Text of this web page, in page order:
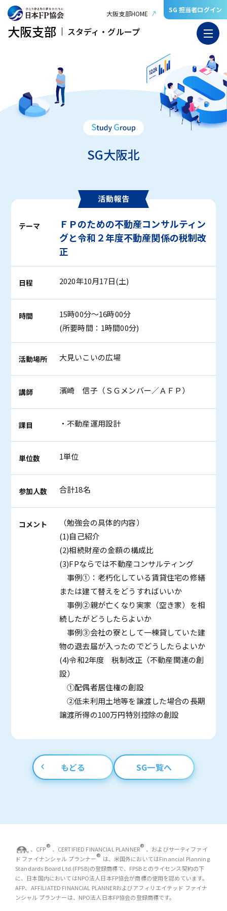
大阪支部 スタディ・グループ
大阪支部HOME SG 担当者ログイン
SG大阪北
テーマ
ＦＰのための不動産コンサルティン
グと令和２年度不動産関係の税制改
正
日程 2020年10月17日(土)
時間
15時00分～16時00分
(所要時間：1時間00分)
活動場所 大見いこいの広場
講師 濱崎 信子（ＳＧメンバー／ＡＦＰ）
課目 ・不動産運用設計
単位数 1単位
参加人数 合計18名
コメント
（勉強会の具体的内容）
(1)自己紹介
(2)相続財産の金額の構成比
(3)FPならでは不動産コンサルティング
事例①：老朽化している賃貸住宅の修繕
または建て替えをどうすればいいか
事例②親が亡くなり実家（空き家）を相
続したがどうしたらよいか
事例③会社の寮として一棟貸していた建
物の退去届が入ったのでどうしたらよいか
(4)令和2年度 税制改正（不動産関連の創
設）
①配偶者居住権の創設
②低未利用土地等を譲渡した場合の長期
譲渡所得の100万円特別控除の創設
もどる SG一覧へ
、CFP® 、CERTIFIED FINANCIAL PLANNER® 、およびサーティファイ
ド ファイナンシャル プランナー® は、米国外においてはFinancial Planning
Standards Board Ltd.(FPSB)の登録商標で、FPSBとのライセンス契約の下
に、日本国内においてはNPO法人日本FP協会が商標の使用を認めています。
AFP、AFFILIATED FINANCIAL PLANNERおよびアフィリエイテッド ファイナ
ンシャル プランナーは、NPO法人日本FP協会の登録商標です。